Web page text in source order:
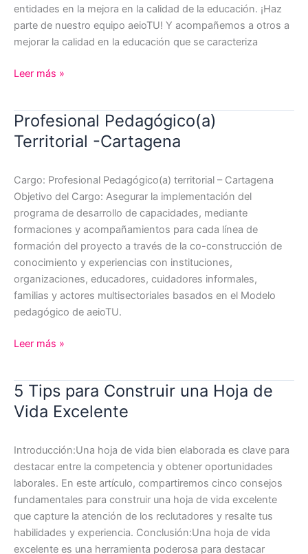
entidades en la mejora en la calidad de la educación. ¡Haz
parte de nuestro equipo aeioTU! Y acompañemos a otros a
mejorar la calidad en la educación que se caracteriza
Maestro(a)Técnico(a)-
Leer más »
Profesional Pedagógico(a)
Territorial -Cartagena
Cargo: Profesional Pedagógico(a) territorial – Cartagena
Objetivo del Cargo: Asegurar la implementación del
programa de desarrollo de capacidades, mediante
formaciones y acompañamientos para cada línea de
formación del proyecto a través de la co-construcción de
conocimiento y experiencias con instituciones,
organizaciones, educadores, cuidadores informales,
familias y actores multisectoriales basados en el Modelo
pedagógico de aeioTU.
Profesional
-
Cartagena
Leer más »
5 Tips para Construir una Hoja de
Vida Excelente
Introducción:Una hoja de vida bien elaborada es clave para
destacar entre la competencia y obtener oportunidades
laborales. En este artículo, compartiremos cinco consejos
fundamentales para construir una hoja de vida excelente
que capture la atención de los reclutadores y resalte tus
habilidades y experiencia. Conclusión:Una hoja de vida
excelente es una herramienta poderosa para destacar